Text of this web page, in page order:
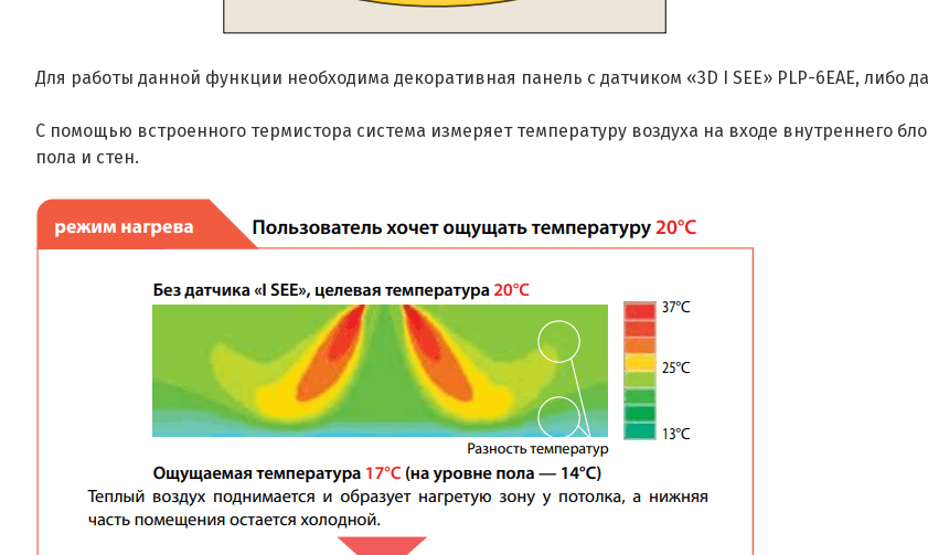
Для работы данной функции необходима декоративная панель с датчиком «3D I SEE» PLP-6EAE, либо
С помощью встроенного термистора система измеряет температуру воздуха на входе внутреннего
пола и стен.